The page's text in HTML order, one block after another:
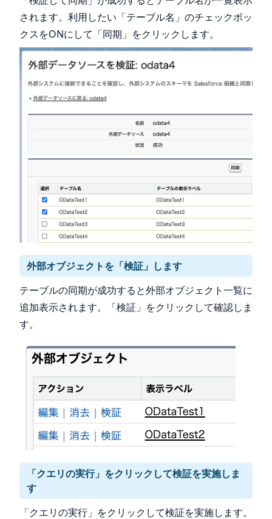
されます。利用したい「テーブル名」のチェックボッ
クスをONにして「同期」をクリックします。
外部オブジェクトを「検証」します
テーブルの同期が成功すると外部オブジェクト一覧に
追加表示されます。「検証」をクリックして確認しま
す。
「クエリの実行」をクリックして検証を実施しま
す
「クエリの実行」をクリックして検証を実施します。